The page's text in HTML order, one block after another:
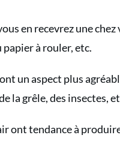
en recevrez une
à rouler, etc.
un aspect plus
la grêle, des insectes,
ont tendance à